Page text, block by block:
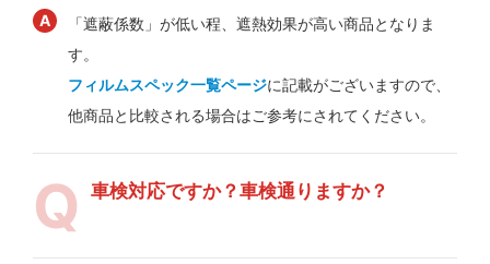
「遮蔽係数」が低い程、遮熱効果が高い商品となりま
す。
フィルムスペック一覧ページに記載がございますので、
他商品と比較される場合はご参考にされてください。
車検対応ですか？車検通りますか？